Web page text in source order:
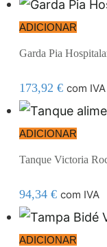
ADICIONAR
Garda Pia
173,92 € com IVA
ADICIONAR
Tanque Victoria
94,34 € com IVA
ADICIONAR